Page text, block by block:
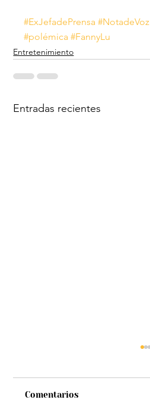
#ExJefadePrensa #NotadeVoz
#polémica #FannyLu
Entretenimiento
Entradas recientes
Comentarios